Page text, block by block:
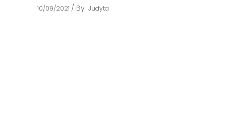
10/09/2021 By Judyta